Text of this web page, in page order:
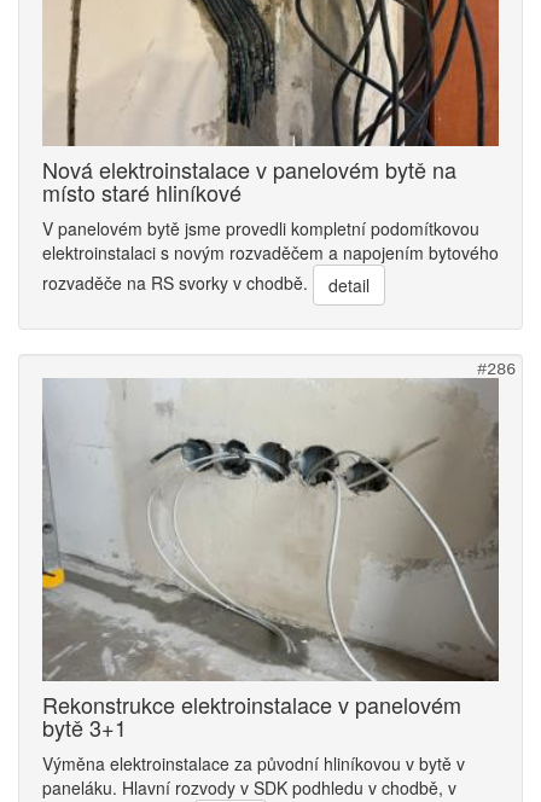
Nová elektroinstalace v panelovém bytě na
místo staré hliníkové
V panelovém bytě jsme provedli kompletní podomítkovou
elektroinstalaci s novým rozvaděčem a napojením bytového
rozvaděče na RS svorky v chodbě.
detail
#286
Rekonstrukce elektroinstalace v panelovém
bytě 3+1
Výměna elektroinstalace za původní hliníkovou v bytě v
paneláku. Hlavní rozvody v SDK podhledu v chodbě, v